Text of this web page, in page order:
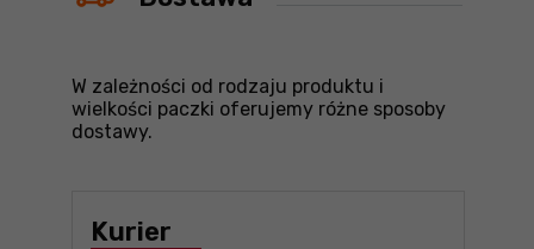
W zależności od rodzaju produktu i
wielkości paczki oferujemy różne sposoby
dostawy.
Kurier